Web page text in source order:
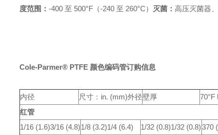
度范围： -400 至 500°F（-240 至 260°C） 灭菌： 高压灭菌器
Cole-Parmer® PTFE 颜色编码管订购信息
内径 尺寸：in. (mm)外径壁厚
70°F
红管
1/16 (1.6)3/16 (4.8)1/8 (3.2)1/4 (6.4) 1/32 (0.8)1/32 (0.8)370